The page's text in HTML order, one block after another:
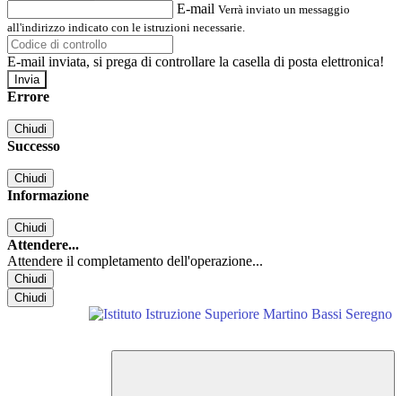
E-mail Verrà inviato un messaggio
all'indirizzo indicato con le istruzioni necessarie.
E-mail inviata, si prega di controllare la casella di posta elettronica!
Errore
Chiudi
Successo
Chiudi
Informazione
Chiudi
Attendere...
Attendere il completamento dell'operazione...
Chiudi
Chiudi